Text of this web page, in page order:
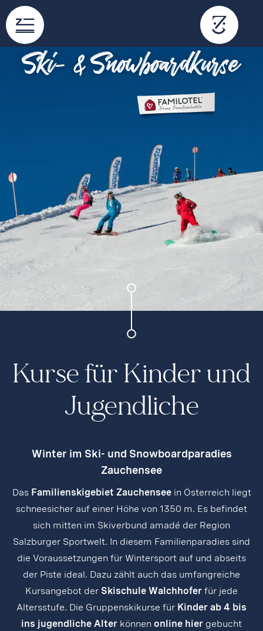
content
Ski- & Snowboardkurse
Kurse für Kinder und
Jugendliche
Winter im Ski- und Snowboardparadies
Zauchensee
Das Familienskigebiet Zauchenseein Österreich liegt
schneesicher auf einer Höhe von 1350 m. Es befindet
sich mitten im Skiverbund amadé der Region
Salzburger Sportwelt. In diesem Familienparadies sind
die Voraussetzungen für Wintersport auf und abseits
der Piste ideal. Dazu zählt auch das umfangreiche
Kursangebot der Skischule Walchhofer für jede
Altersstufe. Die Gruppenskikurse für Kinder ab 4 bis
ins jugendliche Alter können online hier gebucht